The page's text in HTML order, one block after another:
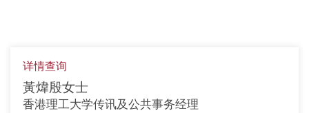
详情查询
黃煒殷女士
香港理工大学传讯及公共事务经理